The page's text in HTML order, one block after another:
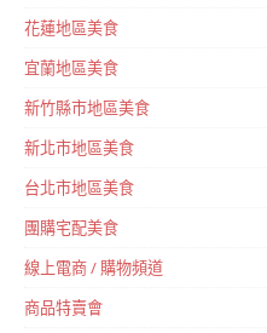
花蓮地區美食
宜蘭地區美食
新竹縣市地區美食
新北市地區美食
台北市地區美食
團購宅配美食
線上電商 / 購物頻道
商品特賣會